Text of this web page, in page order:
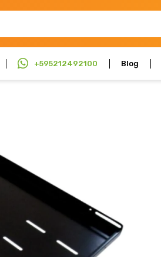
+595212492100 Blog